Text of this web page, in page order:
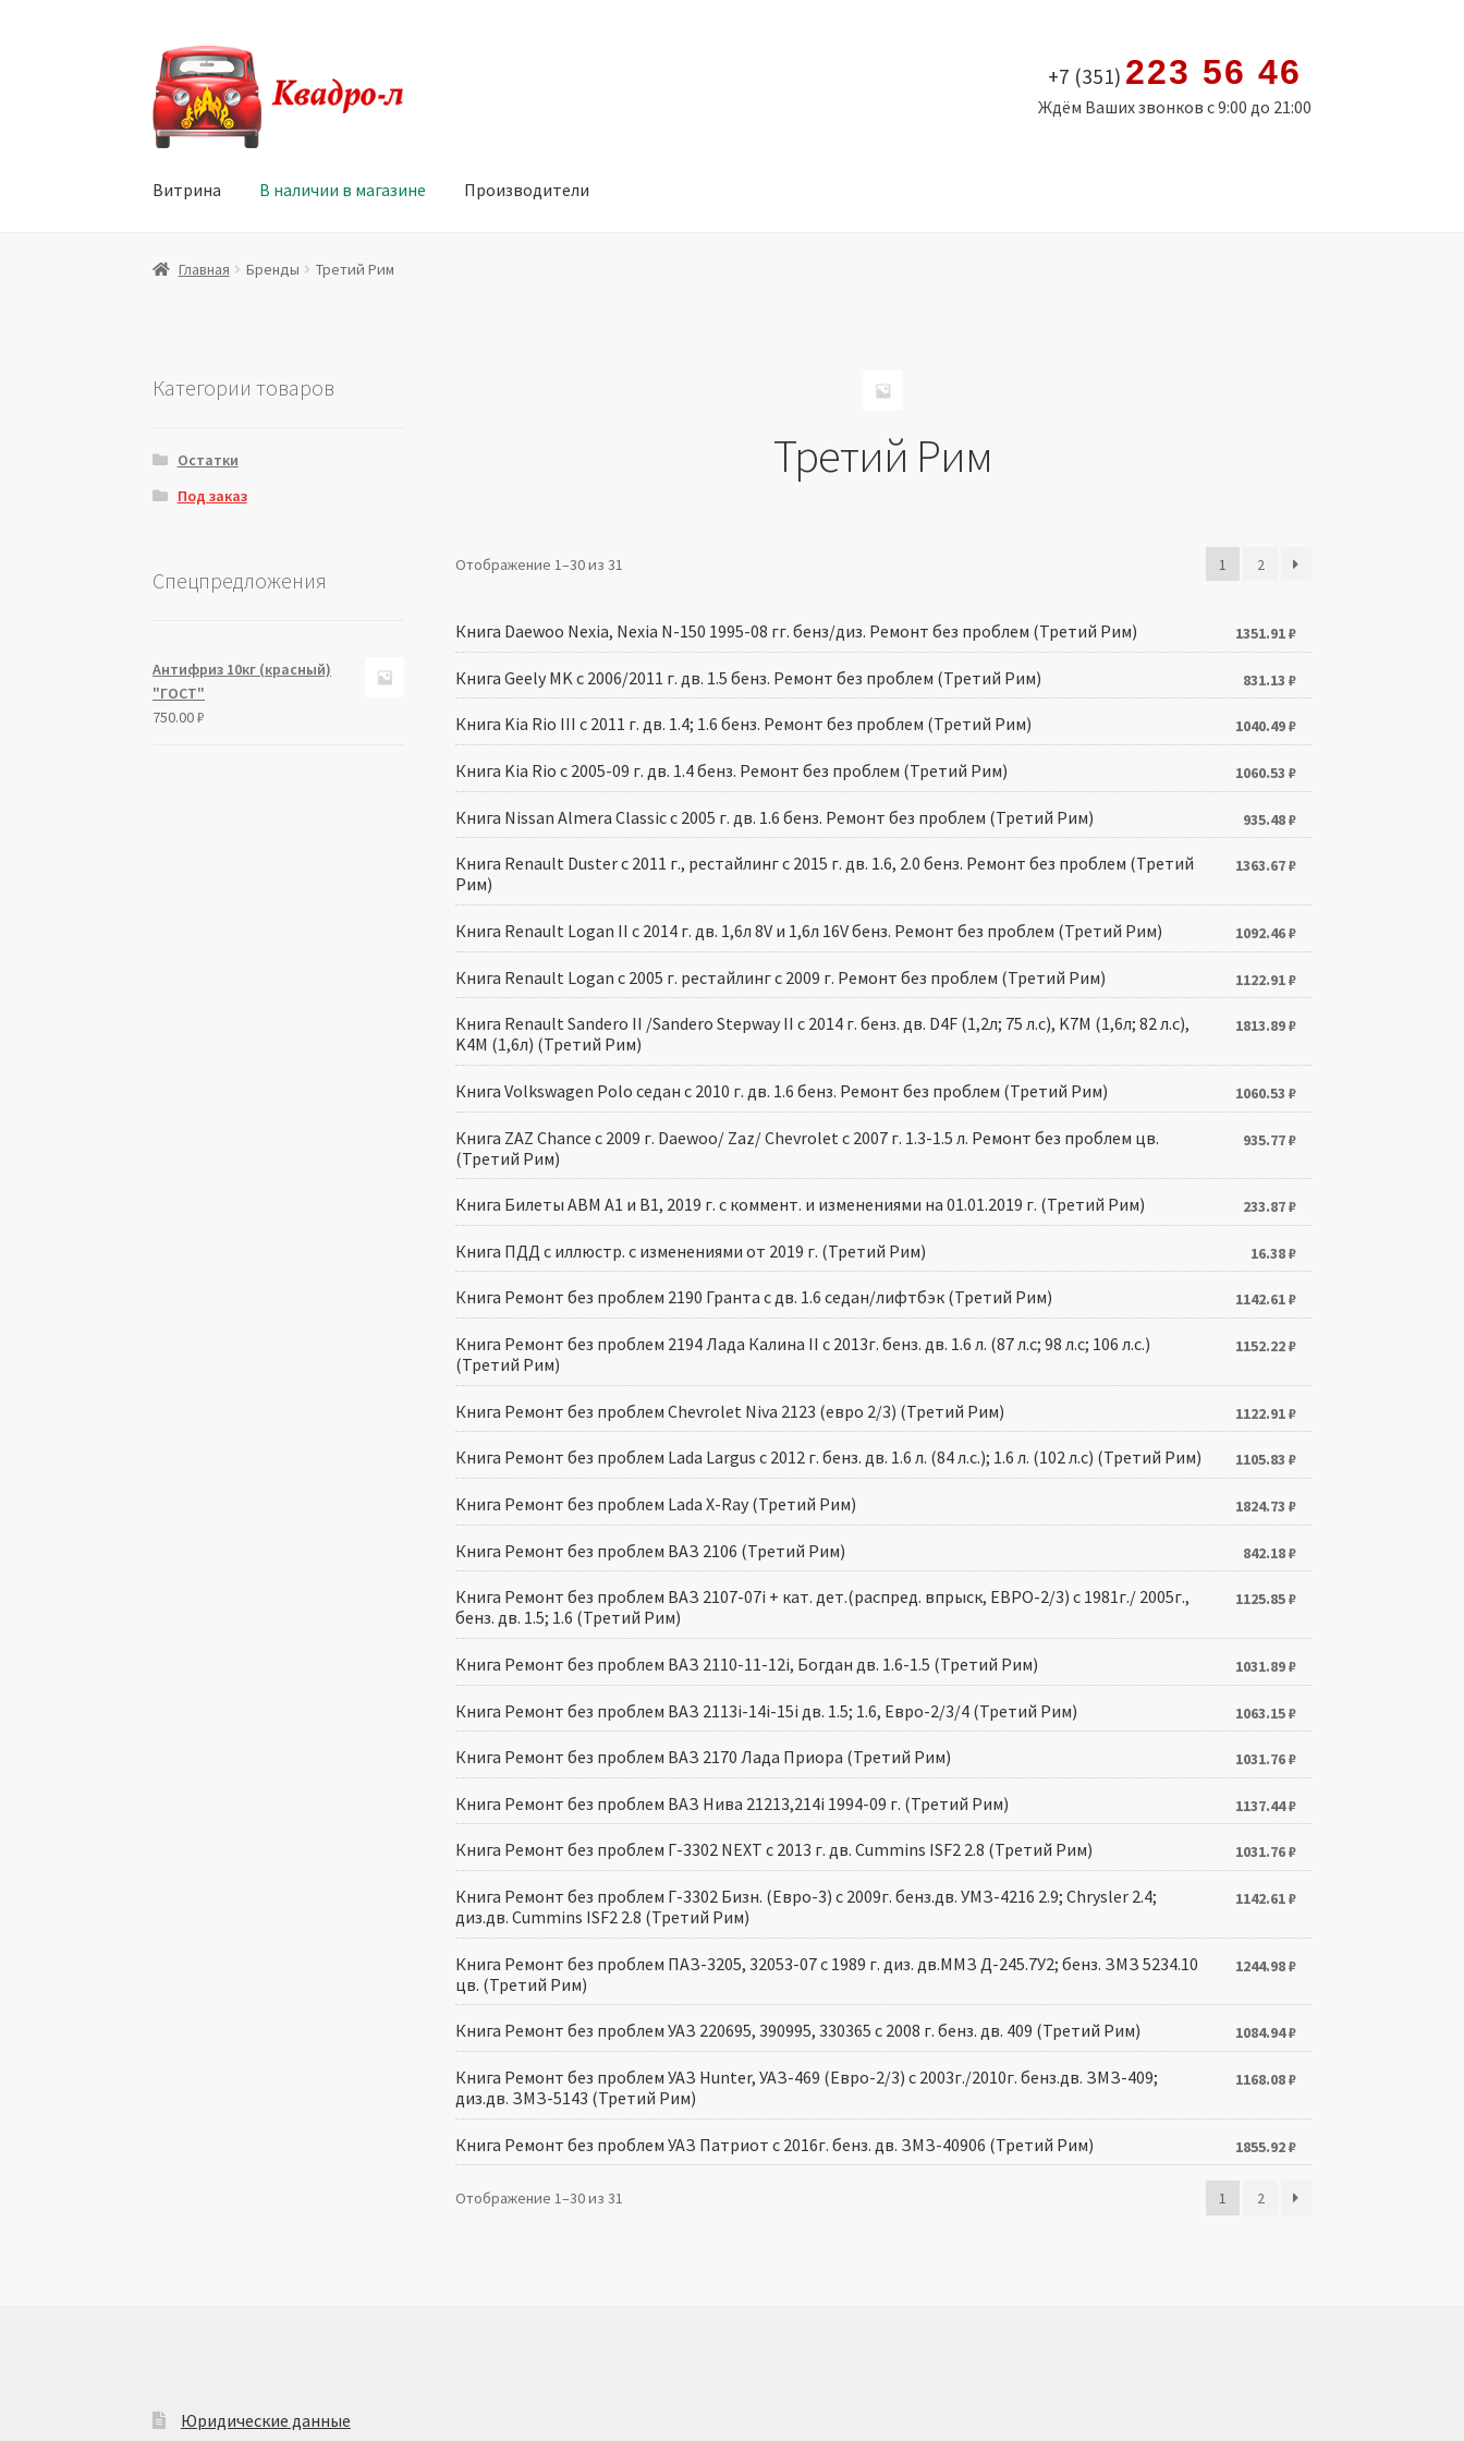
Перейти
к
навигации
Перейти
к
содержимому
+7 (351) 223 56 46
Ждём Ваших звонков с 9:00 до 21:00
Витрина В наличии в магазине Производители
Главная Витрина Мой аккаунт
Главная Бренды Третий Рим
Третий Рим
Отображение 1–30 из 31 1 2
Книга Daewoo Nexia, Nexia N-150 1995-08 гг. бенз/диз. Ремонт без проблем (Третий Рим) 1351.91₽
Книга Geely MK с 2006/2011 г. дв. 1.5 бенз. Ремонт без проблем (Третий Рим) 831.13 ₽
Книга Kia Rio III с 2011 г. дв. 1.4; 1.6 бенз. Ремонт без проблем (Третий Рим) 1040.49₽
Книга Kia Rio с 2005-09 г. дв. 1.4 бенз. Ремонт без проблем (Третий Рим) 1060.53 ₽
Книга Nissan Almera Classic с 2005 г. дв. 1.6 бенз. Ремонт без проблем (Третий Рим) 935.48₽
Книга Renault Duster с 2011 г., рестайлинг с 2015 г. дв. 1.6, 2.0 бенз. Ремонт без проблем (Третий
Рим)
1363.67₽
Книга Renault Logan II с 2014 г. дв. 1,6л 8V и 1,6л 16V бенз. Ремонт без проблем (Третий Рим) 1092.46₽
Книга Renault Logan с 2005 г. рестайлинг с 2009 г. Ремонт без проблем (Третий Рим) 1122.91₽
Книга Renault Sandero II /Sandero Stepway II с 2014 г. бенз. дв. D4F (1,2л; 75 л.с), K7M (1,6л; 82 л.с),
K4M (1,6л) (Третий Рим)
1813.89₽
Книга Volkswagen Polo седан с 2010 г. дв. 1.6 бенз. Ремонт без проблем (Третий Рим) 1060.53 ₽
Книга ZAZ Chance с 2009 г. Daewoo/ Zaz/ Chevrolet с 2007 г. 1.3-1.5 л. Ремонт без проблем цв.
(Третий Рим)
935.77₽
Книга Билеты АВМ А1 и В1, 2019 г. с коммент. и изменениями на 01.01.2019 г. (Третий Рим) 233.87₽
Книга ПДД с иллюстр. с изменениями от 2019 г. (Третий Рим) 16.38₽
Книга Ремонт без проблем 2190 Гранта с дв. 1.6 седан/лифтбэк (Третий Рим) 1142.61₽
Книга Ремонт без проблем 2194 Лада Калина II с 2013г. бенз. дв. 1.6 л. (87 л.с; 98 л.с; 106 л.с.)
(Третий Рим)
1152.22₽
Книга Ремонт без проблем Chevrolet Niva 2123 (евро 2/3) (Третий Рим) 1122.91₽
Книга Ремонт без проблем Lada Largus с 2012 г. бенз. дв. 1.6 л. (84 л.с.); 1.6 л. (102 л.с) (Третий Рим) 1105.83 ₽
Книга Ремонт без проблем Lada X-Ray (Третий Рим) 1824.73 ₽
Книга Ремонт без проблем ВАЗ 2106 (Третий Рим) 842.18₽
Книга Ремонт без проблем ВАЗ 2107-07i + кат. дет.(распред. впрыск, ЕВРО-2/3) с 1981г./ 2005г.,
бенз. дв. 1.5; 1.6 (Третий Рим)
1125.85₽
Книга Ремонт без проблем ВАЗ 2110-11-12i, Богдан дв. 1.6-1.5 (Третий Рим) 1031.89₽
Книга Ремонт без проблем ВАЗ 2113i-14i-15i дв. 1.5; 1.6, Евро-2/3/4 (Третий Рим) 1063.15₽
Книга Ремонт без проблем ВАЗ 2170 Лада Приора (Третий Рим) 1031.76₽
Книга Ремонт без проблем ВАЗ Нива 21213,214i 1994-09 г. (Третий Рим) 1137.44₽
Книга Ремонт без проблем Г-3302 NEXT с 2013 г. дв. Cummins ISF2 2.8 (Третий Рим) 1031.76₽
Книга Ремонт без проблем Г-3302 Бизн. (Евро-3) с 2009г. бенз.дв. УМЗ-4216 2.9; Chrysler 2.4;
диз.дв. Cummins ISF2 2.8 (Третий Рим)
1142.61₽
Книга Ремонт без проблем ПАЗ-3205, 32053-07 с 1989 г. диз. дв.ММЗ Д-245.7У2; бенз. ЗМЗ 5234.10
цв. (Третий Рим)
1244.98₽
Книга Ремонт без проблем УАЗ 220695, 390995, 330365 с 2008 г. бенз. дв. 409 (Третий Рим) 1084.94₽
Книга Ремонт без проблем УАЗ Hunter, УАЗ-469 (Евро-2/3) с 2003г./2010г. бенз.дв. ЗМЗ-409;
диз.дв. ЗМЗ-5143 (Третий Рим)
1168.08₽
Книга Ремонт без проблем УАЗ Патриот с 2016г. бенз. дв. ЗМЗ-40906 (Третий Рим) 1855.92₽
Отображение 1–30 из 31 1 2
Категории товаров
Остатки
Под заказ
Спецпредложения
Антифриз 10кг (красный)
"ГОСТ"
750.00₽
Юридические данные